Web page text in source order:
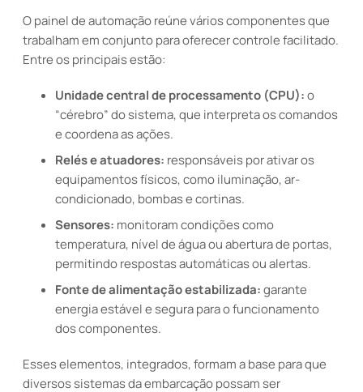
O painel de automação reúne vários componentes que
trabalham em conjunto para oferecer controle facilitado.
Entre os principais estão:
Unidade central de processamento (CPU):o
“cérebro” do sistema, que interpreta os comandos
e coordena as ações.
Relés e atuadores: responsáveis por ativar os
equipamentos físicos, como iluminação, ar-
condicionado, bombas e cortinas.
Sensores: monitoram condições como
temperatura, nível de água ou abertura de portas,
permitindo respostas automáticas ou alertas.
Fonte de alimentação estabilizada:garante
energia estável e segura para o funcionamento
dos componentes.
Esses elementos, integrados, formam a base para que
diversos sistemas da embarcação possam ser